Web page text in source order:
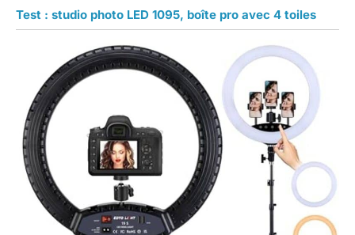
Test : studio photo LED 1095, boîte pro avec 4 toiles